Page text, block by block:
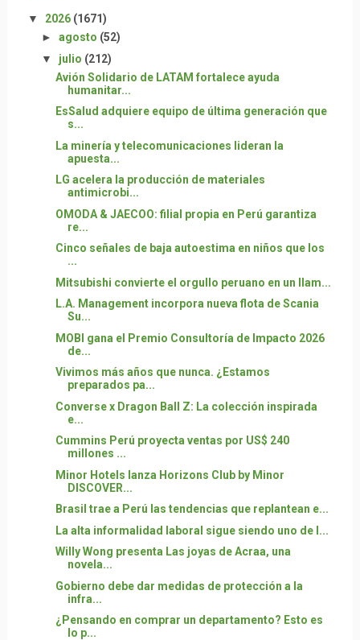
▼ 2026 (1671)
► agosto (52)
▼ julio (212)
Avión Solidario de LATAM fortalece ayuda
humanitar...
EsSalud adquiere equipo de última generación que
s...
La minería y telecomunicaciones lideran la
apuesta...
LG acelera la producción de materiales
antimicrobi...
OMODA & JAECOO: filial propia en Perú garantiza
re...
Cinco señales de baja autoestima en niños que los
...
Mitsubishi convierte el orgullo peruano en un llam...
L.A. Management incorpora nueva flota de Scania
Su...
MOBI gana el Premio Consultoría de Impacto 2026
de...
Vivimos más años que nunca. ¿Estamos
preparados pa...
Converse x Dragon Ball Z: La colección inspirada
e...
Cummins Perú proyecta ventas por US$ 240
millones ...
Minor Hotels lanza Horizons Club by Minor
DISCOVER...
Brasil trae a Perú las tendencias que replantean e...
La alta informalidad laboral sigue siendo uno de l...
Willy Wong presenta Las joyas de Acraa, una
novela...
Gobierno debe dar medidas de protección a la
infra...
¿Pensando en comprar un departamento? Esto es
lo p...